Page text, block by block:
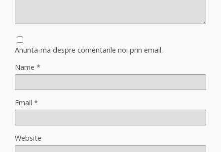
Anunta-ma despre comentarile noi prin email.
Name *
Email *
Website